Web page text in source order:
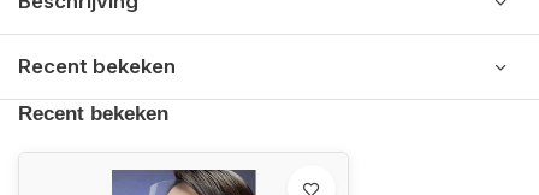
Recent bekeken
Recent bekeken